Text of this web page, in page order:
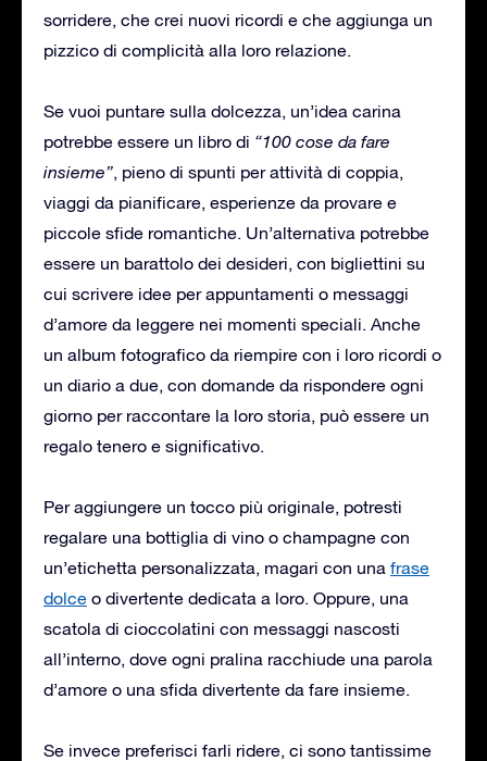
sorridere, che crei nuovi ricordi e che aggiunga un
pizzico di complicità alla loro relazione.
Se vuoi puntare sulla dolcezza, un’idea carina
potrebbe essere un libro di “100 cose da fare
insieme”, pieno di spunti per attività di coppia,
viaggi da pianificare, esperienze da provare e
piccole sfide romantiche. Un’alternativa potrebbe
essere un barattolo dei desideri, con bigliettini su
cui scrivere idee per appuntamenti o messaggi
d’amore da leggere nei momenti speciali. Anche
un album fotografico da riempire con i loro ricordi o
un diario a due, con domande da rispondere ogni
giorno per raccontare la loro storia, può essere un
regalo tenero e significativo.
Per aggiungere un tocco più originale, potresti
regalare una bottiglia di vino o champagne con
un’etichetta personalizzata, magari con una frase
dolce o divertente dedicata a loro. Oppure, una
scatola di cioccolatini con messaggi nascosti
all’interno, dove ogni pralina racchiude una parola
d’amore o una sfida divertente da fare insieme.
Se invece preferisci farli ridere, ci sono tantissime